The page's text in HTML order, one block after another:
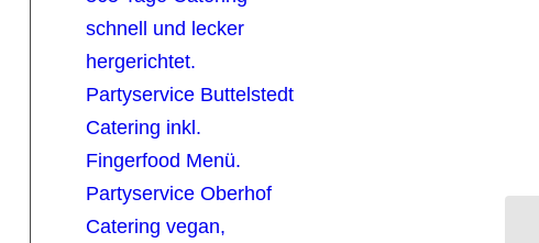
schnell und lecker
hergerichtet.
Partyservice Buttelstedt
Catering inkl.
Fingerfood Menü.
Partyservice Oberhof
Catering vegan,